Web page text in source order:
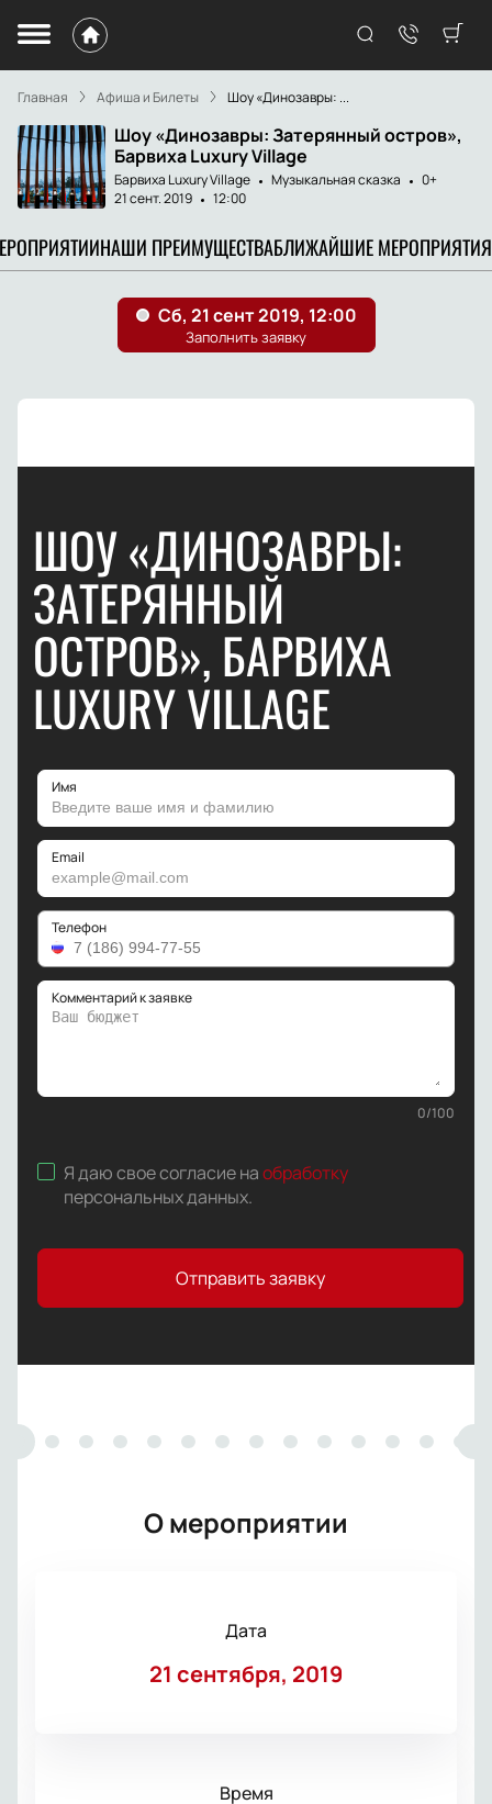
Главная Афиша и Билеты Шоу «Динозавры: ...
Шоу «Динозавры: Затерянный остров»,
Барвиха Luxury Village
Барвиха Luxury Village Музыкальная сказка
0+
21 сент. 2019
12:00
НАШИ ПРЕИМУЩЕСТВАБЛИЖАЙШИЕ МЕРОПРИЯТИЯ
ШОУ «ДИНОЗАВРЫ:
ЗАТЕРЯННЫЙ
ОСТРОВ», БАРВИХА
LUXURY VILLAGE
Имя
Email
Телефон
Комментарий к заявке
0/100
Я даю свое согласие наобработку
персональных данных.
Отправить заявку
О мероприятии
Дата
21 сентября, 2019
Время